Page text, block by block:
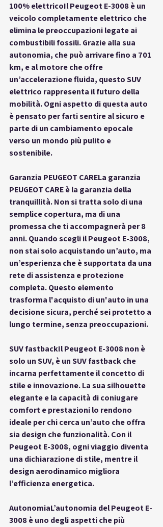
100% elettricoIl Peugeot E-3008 è un
veicolo completamente elettrico che
elimina le preoccupazioni legate ai
combustibili fossili. Grazie alla sua
autonomia, che può arrivare fino a 701
km, e al motore che offre
un’accelerazione fluida, questo SUV
elettrico rappresenta il futuro della
mobilità. Ogni aspetto di questa auto
è pensato per farti sentire al sicuro e
parte di un cambiamento epocale
verso un mondo più pulito e
sostenibile.
Garanzia PEUGEOT CARELa garanzia
PEUGEOT CARE è la garanzia della
tranquillità. Non si tratta solo di una
semplice copertura, ma di una
promessa che ti accompagnerà per 8
anni. Quando scegli il Peugeot E-3008,
non stai solo acquistando un’auto, ma
un’esperienza che è supportata da una
rete di assistenza e protezione
completa. Questo elemento
trasforma l'acquisto di un'auto in una
decisione sicura, perché sei protetto a
lungo termine, senza preoccupazioni.
SUV fastbackIl Peugeot E-3008 non è
solo un SUV, è un SUV fastback che
incarna perfettamente il concetto di
stile e innovazione. La sua silhouette
elegante e la capacità di coniugare
comfort e prestazioni lo rendono
ideale per chi cerca un’auto che offra
sia design che funzionalità. Con il
Peugeot E-3008, ogni viaggio diventa
una dichiarazione di stile, mentre il
design aerodinamico migliora
l’efficienza energetica.
AutonomiaL’autonomia del Peugeot E-
3008 è uno degli aspetti che più